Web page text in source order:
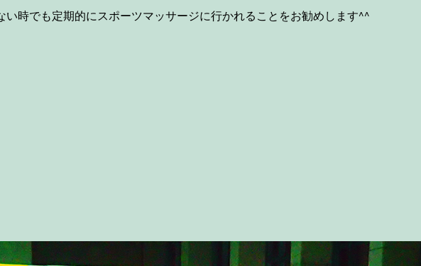
時でも定期的にスポーツマッサージに行かれることをお勧めします^^